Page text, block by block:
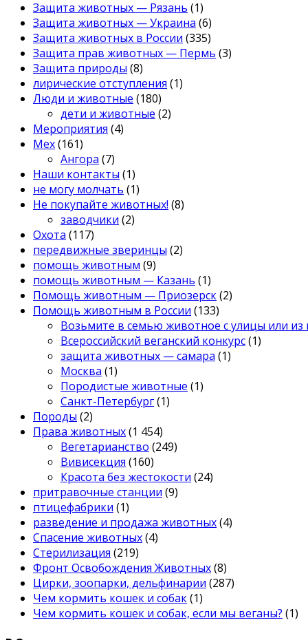
Защита животных — Рязань (1)
Защита животных — Украина (6)
Защита животных в России (335)
Защита прав животных — Пермь (3)
Защита природы (8)
лирические отступления (1)
Люди и животные (180)
дети и животные (2)
Мероприятия (4)
Мех(161)
Ангора (7)
Наши контакты (1)
не могу молчать (1)
Не покупайте животных! (8)
заводчики (2)
Охота (117)
передвижные зверинцы (2)
помощь животным (9)
помощь животным — Казань (1)
Помощь животным — Приозерск(2)
Помощь животным в России (133)
Возьмите в семью животное с улицы или из
Всероссийский веганский конкурс(1)
защита животных — самара (1)
Москва (1)
Породистые животные (1)
Санкт-Петербург(1)
Породы (2)
Права животных(1 454)
Вегетарианство (249)
Вивисекция (160)
Красота без жестокости (24)
притравочные станции (9)
птицефабрики (1)
разведение и продажа животных(4)
Спасение животных(4)
Стерилизация (219)
Фронт Освобождения Животных(8)
Цирки, зоопарки, дельфинарии (287)
Чем кормить кошек и собак(1)
Чем кормить кошек и собак, если мы веганы? (1)